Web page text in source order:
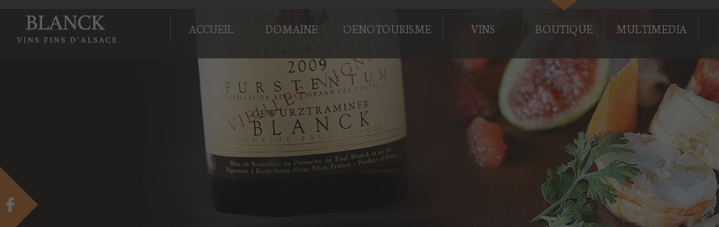
ACCUEIL DOMAINE OENOTOURISME VINS BOUTIQUE MULTIMEDIA